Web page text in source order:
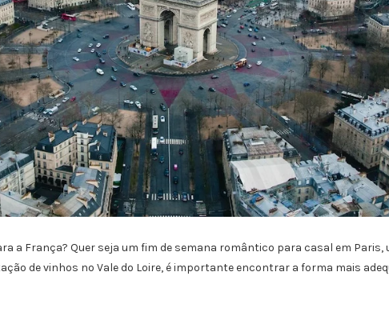
a França? Quer seja um fim de semana romântico para casal em Paris,
de vinhos no Vale do Loire, é importante encontrar a forma mais